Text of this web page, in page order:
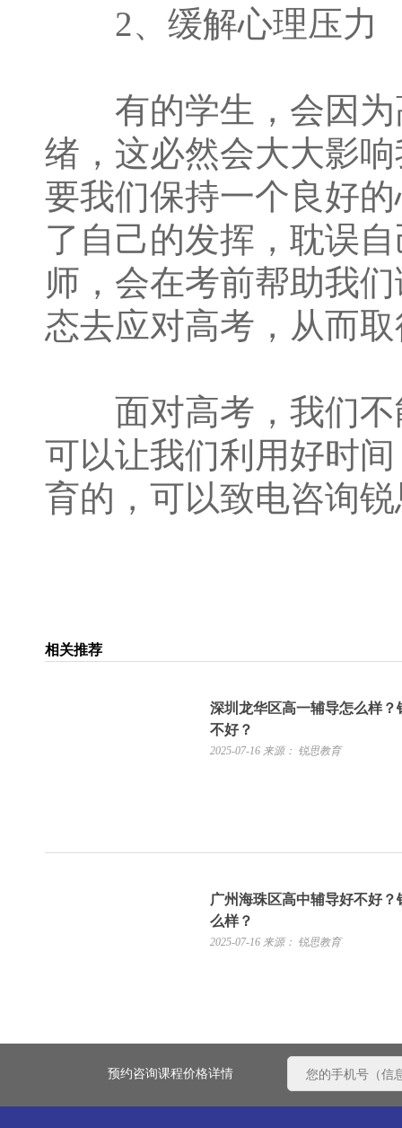
2、缓解心理压力
有的学生，会因为
绪，这必然会大大影
要我们保持一个良好
了自己的发挥，耽误
师，会在考前帮助我
态去应对高考，从而
面对高考，我们不
可以让我们利用好时
育的，可以致电咨询锐
相关推荐
深圳龙华区高一辅导怎么样？
不好？
2025-07-16 来源： 锐思教育
广州海珠区高中辅导好不好？
么样？
2025-07-16 来源： 锐思教育
预约咨询课程价格详情